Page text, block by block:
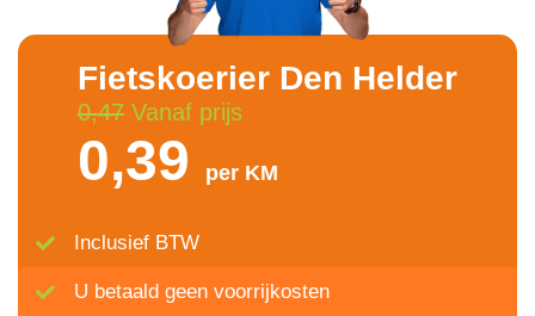
Fietskoerier Den Helder
0,47Vanaf prijs
0,39 per KM
Inclusief BTW
U betaald geen voorrijkosten